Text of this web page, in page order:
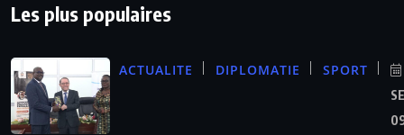
Les plus populaires
ACTUALITE DIPLOMATIE SPORT